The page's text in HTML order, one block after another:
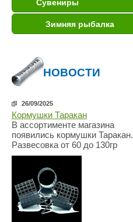
Сувениры
Зимняя рыбалка
НОВОСТИ
26/09/2025
Кормушки Таракан
В ассортименте магазина
появились кормушки Таракан.
Развесовка от 60 до 130гр